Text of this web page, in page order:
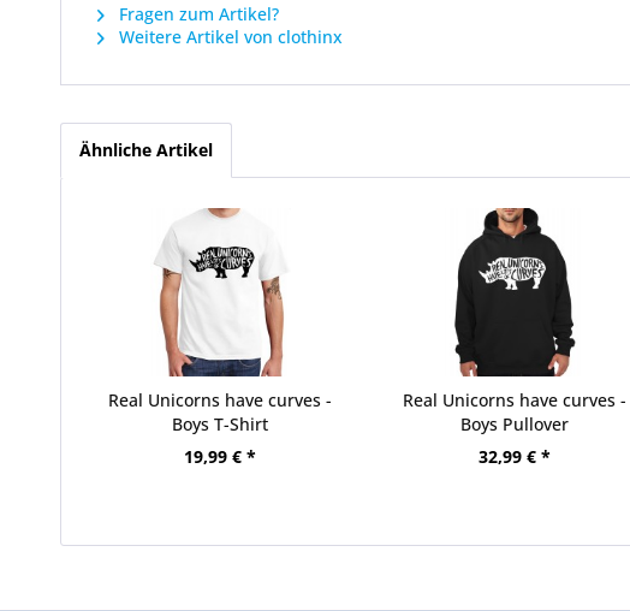
Fragen zum Artikel?
Weitere Artikel von clothinx
Ähnliche Artikel
Real Unicorns have curves -
Boys T-Shirt
19,99 € *
Real Unicorns have curves -
Boys Pullover
32,99 € *